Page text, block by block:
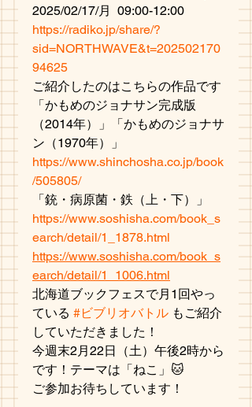
2025/02/17/月  09:00-12:00
https://radiko.jp/share/?
sid=NORTHWAVE&t=202502170
94625
ご紹介したのはこちらの作品です
「かもめのジョナサン完成版
（2014年）」「かもめのジョナサ
ン（1970年）」
https://www.shinchosha.co.jp/book
/505805/
「銃・病原菌・鉄（上・下）」
https://www.soshisha.com/book_s
earch/detail/1_1878.html
https://www.soshisha.com/book_s
earch/detail/1_1006.html
北海道ブックフェスで月1回やっ
ている #ビブリオバトル もご紹介
していただきました！
今週末2月22日（土）午後2時から
です！テーマは「ねこ」🐱
ご参加お待ちしています！